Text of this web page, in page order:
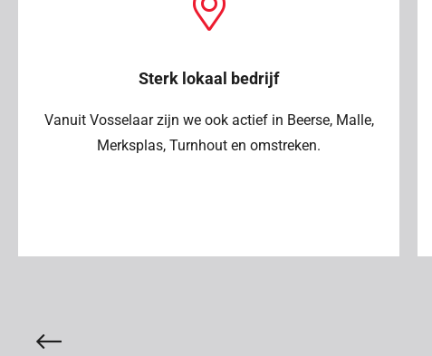
Sterk lokaal bedrijf
Vanuit Vosselaar zijn we ook actief in Beerse, Malle,
Merksplas, Turnhout en omstreken.